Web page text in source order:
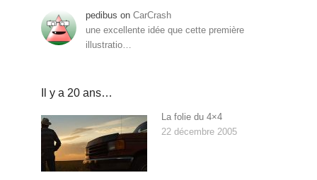
pedibus on CarCrash
une excellente idée que cette première
illustratio…
Il y a 20 ans…
La folie du 4×4
22 décembre 2005